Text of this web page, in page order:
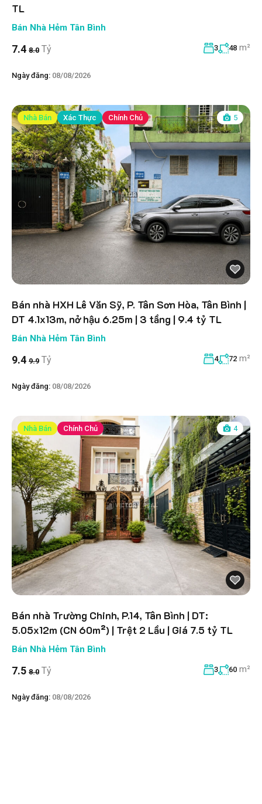
TL
Bán Nhà Hẻm Tân Bình
7.4 8.0 Tỷ 3 48 m²
Ngày đăng: 08/08/2026
Nhà Bán Xác Thực Chính Chủ 5
Bán nhà HXH Lê Văn Sỹ, P. Tân Sơn Hòa, Tân Bình |
DT 4.1x13m, nở hậu 6.25m | 3 tầng | 9.4 tỷ TL
Bán Nhà Hẻm Tân Bình
9.4 9.9 Tỷ 4 72 m²
Ngày đăng: 08/08/2026
Nhà Bán Chính Chủ 4
Bán nhà Trường Chinh, P.14, Tân Bình | DT:
5.05x12m (CN 60m²) | Trệt 2 Lầu | Giá 7.5 tỷ TL
Bán Nhà Hẻm Tân Bình
7.5 8.0 Tỷ 3 60 m²
Ngày đăng: 08/08/2026